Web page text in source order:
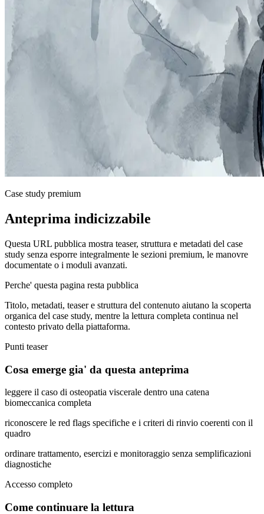
Case study premium
Anteprima indicizzabile
Questa URL pubblica mostra teaser, struttura e metadati del case
study senza esporre integralmente le sezioni premium, le manovre
documentate o i moduli avanzati.
Perche' questa pagina resta pubblica
Titolo, metadati, teaser e struttura del contenuto aiutano la scoperta
organica del case study, mentre la lettura completa continua nel
contesto privato della piattaforma.
Punti teaser
Cosa emerge gia' da questa anteprima
leggere il caso di osteopatia viscerale dentro una catena
biomeccanica completa
riconoscere le red flags specifiche e i criteri di rinvio coerenti con il
quadro
ordinare trattamento, esercizi e monitoraggio senza semplificazioni
diagnostiche
Accesso completo
Come continuare la lettura